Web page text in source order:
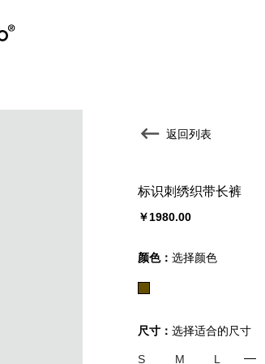
返回列表
标识刺绣织带长裤
￥1980.00
颜色：选择颜色
尺寸：选择适合的尺寸
S M L